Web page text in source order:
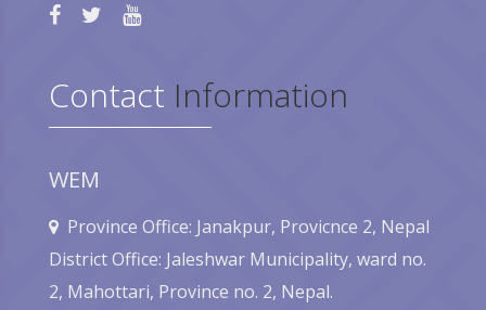
Contact Information
WEM
Province Office: Janakpur, Provicnce 2, Nepal
District Office: Jaleshwar Municipality, ward no.
2, Mahottari, Province no. 2, Nepal.